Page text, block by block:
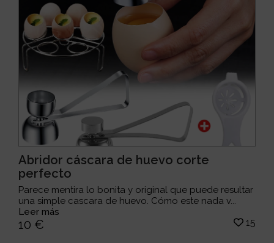
Abridor cáscara de huevo corte
perfecto
Parece mentira lo bonita y original que puede resultar
una simple cascara de huevo. Cómo este nada v...
Leer más
10 € 15